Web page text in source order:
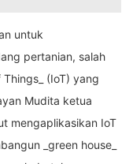
untuk
pertanian, salah
(IoT) yang
Mudita ketua
mengaplikasikan IoT
_green house_